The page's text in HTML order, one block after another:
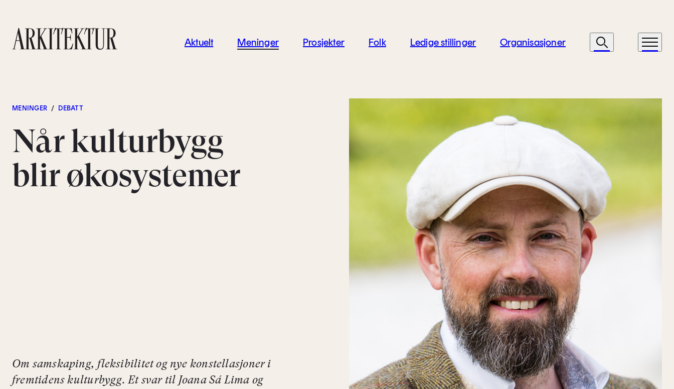
Aktuelt Meninger Prosjekter Folk Ledige stillinger Organisasjoner Søk Meny
MENINGER / DEBATT
Når kulturbygg
blir økosystemer
Om samskaping, fleksibilitet og nye konstellasjoner i
fremtidens kulturbygg. Et svar til Joana Sá Lima og